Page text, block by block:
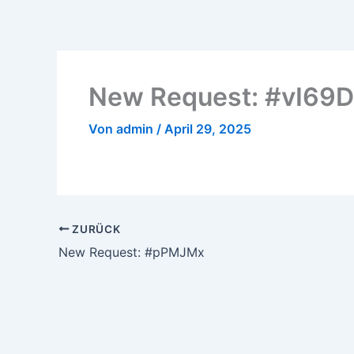
New Request:
Von admin / April 29, 2025
ZURÜCK
New Request: #pPMJMx